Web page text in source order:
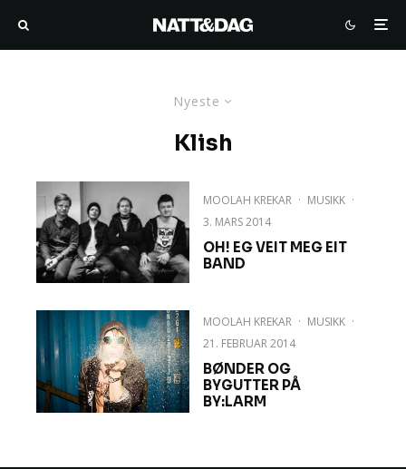
Nyeste
Klish
MOOLAH KREKAR · MUSIKK ·
3. MARS 2014
OH! EG VEIT MEG EIT
BAND
MOOLAH KREKAR · MUSIKK ·
21. FEBRUAR 2014
BØNDER OG
BYGUTTER PÅ
BY:LARM